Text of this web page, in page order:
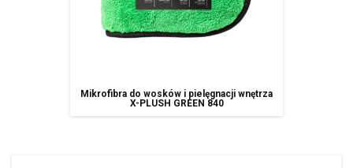
Mikrofibra do wosków i pielęgnacji wnętrza
X-PLUSH GREEN 840